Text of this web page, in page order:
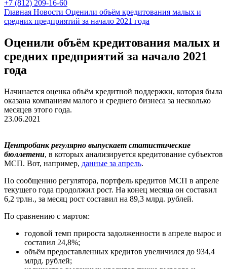
+7 (812) 209-16-60
Главная Новости Оценили объём кредитования малых и
средних предприятий за начало 2021 года
Оценили объём кредитования малых и
средних предприятий за начало 2021
года
Начинается оценка объём кредитной поддержки, которая была
оказана компаниям малого и среднего бизнеса за несколько
месяцев этого года.
23.06.2021
Центробанк регулярно выпускает статистические
бюллетени, в которых анализируется кредитование субъектов
МСП. Вот, например, данные за апрель.
По сообщению регулятора, портфель кредитов МСП в апреле
текущего года продолжил рост. На конец месяца он составил
6,2 трлн., за месяц рост составил на 89,3 млрд. рублей.
По сравнению с мартом:
годовой темп прироста задолженности в апреле вырос и
составил 24,8%;
объём предоставленных кредитов увеличился до 934,4
млрд. рублей;